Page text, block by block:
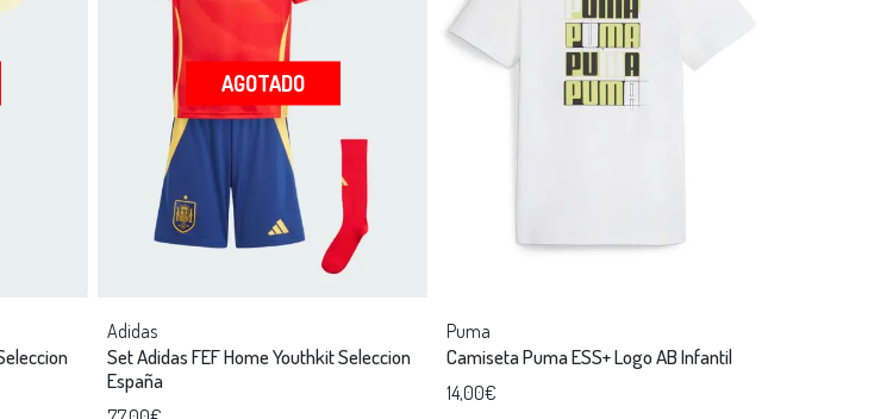
AGOTADO
Adidas
Set Adidas FEF Home Youthkit Seleccion
España
Puma
Camiseta Puma ESS+ Logo AB Infantil
14,00€